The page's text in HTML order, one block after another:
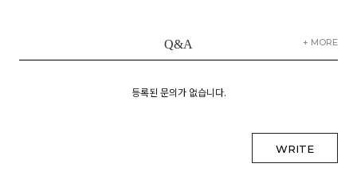
Q&A + MORE
등록된 문의가 없습니다.
WRITE